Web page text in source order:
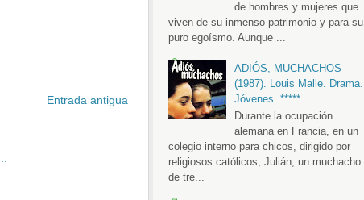
Entrada antigua
de hombres y mujeres que
viven de su inmenso patrimonio y para su
puro egoísmo. Aunque ...
ADIÓS, MUCHACHOS
(1987). Louis Malle. Drama.
Jóvenes. *****
Durante la ocupación
alemana en Francia, en un
colegio interno para chicos, dirigido por
religiosos católicos, Julián, un muchacho
de tre...